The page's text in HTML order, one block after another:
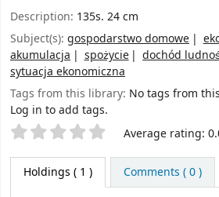
Description: 135s. 24 cm
Subject(s): gospodarstwo domowe
akumulacja
spożycie dochód
sytuacja ekonomiczna
Tags from this library: No tags from
Log in to add tags.
Star ratings Average rating:
Holdings ( 1 ) Comments ( 0 )